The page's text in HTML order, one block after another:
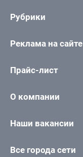
Рубрики
Реклама на сайте
Прайс-лист
О компании
Наши вакансии
Все города сети